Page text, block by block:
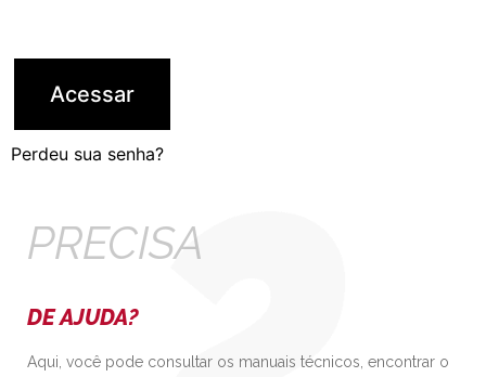
Acessar
Perdeu sua senha?
PRECISA
DE AJUDA?
Aqui, você pode consultar os manuais técnicos, encontrar o